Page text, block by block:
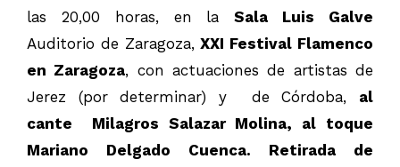
las 20,00 horas, en laSala Luis Galve
Auditorio de Zaragoza,XXI Festival Flamenco
en Zaragoza, con actuaciones de artistas de
Jerez (por determinar) y de Córdoba, al
cante Milagros Salazar Molina, al toque
Mariano Delgado Cuenca. Retirada de